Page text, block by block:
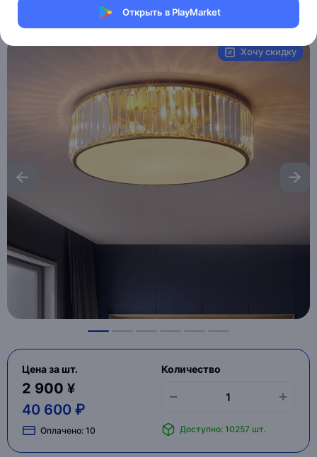
Открыть в PlayMarket
MAI_HE_MAI_BETHANY
Хочу скидку
Цена за шт.
2 900 ¥
40 600 ₽
Оплачено: 10
Количество
Доступно: 10257 шт.